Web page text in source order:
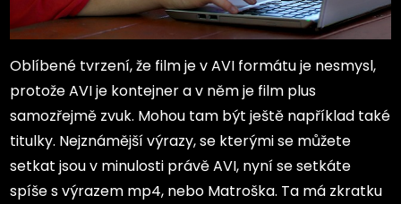
Oblíbené tvrzení, že film je v AVI formátu je nesmysl,
protože AVI je kontejner a v něm je film plus
samozřejmě zvuk. Mohou tam být ještě například také
titulky. Nejznámější výrazy, se kterými se můžete
setkat jsou v minulosti právě AVI, nyní se setkáte
spíše s výrazem mp4, nebo Matroška. Ta má zkratku